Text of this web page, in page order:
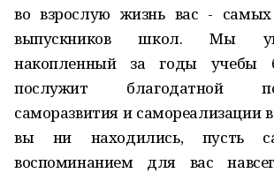
во взрослую жизнь вас -
выпускников школ. Мы
накопленный за годы учебы
послужит благодатной
саморазвития и самореализации
вы ни находились, пусть
воспоминанием для вас